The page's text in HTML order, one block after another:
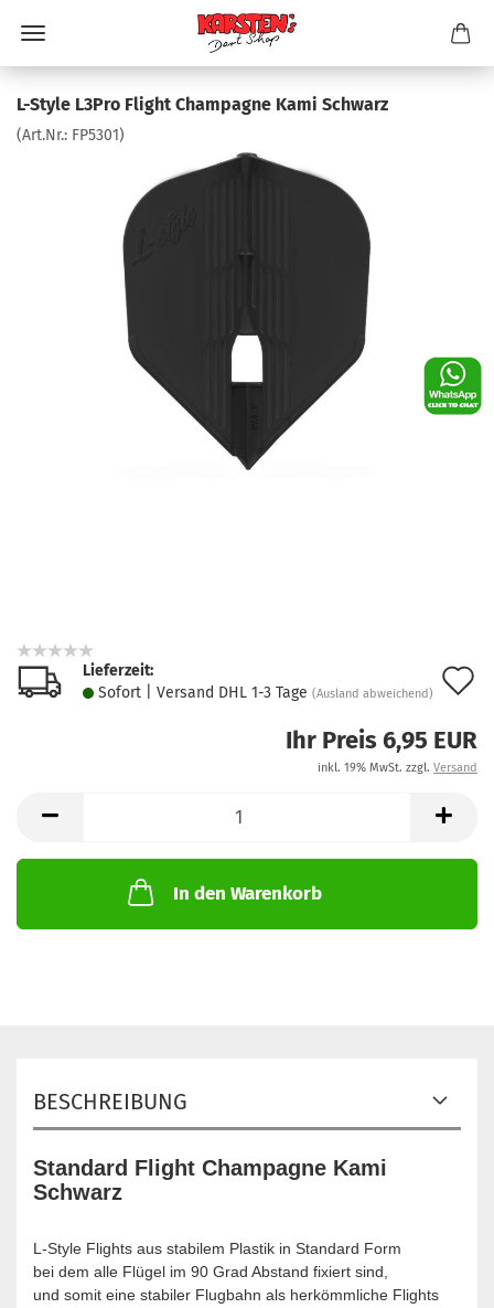
L-Style L3Pro Flight Champagne Kami Schwarz
(Art.Nr.: FP5301)
Lieferzeit:
Sofort | Versand DHL 1-3 Tage (Ausland abweichend)
Ihr Preis 6,95 EUR
inkl. 19% MwSt. zzgl. Versand
In den Warenkorb
BESCHREIBUNG
Standard Flight Champagne Kami
Schwarz
L-Style Flights aus stabilem Plastik in Standard Form
bei dem alle Flügel im 90 Grad Abstand fixiert sind,
und somit eine stabiler Flugbahn als herkömmliche Flights